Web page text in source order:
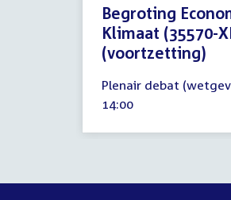
Begroting
Klimaat (35570-
(voortzetting)
november
2020
Plenair debat
Tijd
14:00